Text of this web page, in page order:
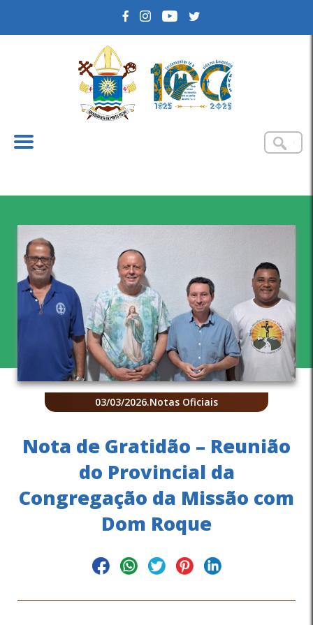
03/03/2026.Notas Oficiais
Nota de Gratidão – Reunião
do Provincial da
Congregação da Missão com
Dom Roque